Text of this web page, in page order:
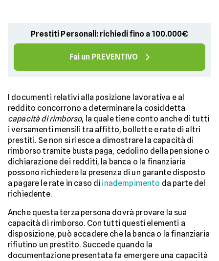
Prestiti Personali: richiedi fino a 100.000€
Fai un PREVENTIVO
I documenti relativi alla posizione lavorativa e al
reddito concorrono a determinare la cosiddetta
capacità di rimborso, la quale tiene conto anche di tutti
i versamenti mensili tra affitto, bollette e rate di altri
prestiti. Se non si riesce a dimostrare la capacità di
rimborso tramite busta paga, cedolino della pensione o
dichiarazione dei redditi, la banca o la finanziaria
possono richiedere la presenza di un garante disposto
a pagare le rate in caso di inadempimento da parte del
richiedente.
Anche questa terza persona dovrà provare la sua
capacità di rimborso. Con tutti questi elementi a
disposizione, può accadere che la banca o la finanziaria
rifiutino un prestito. Succede quando la
documentazione presentata fa emergere una capacità